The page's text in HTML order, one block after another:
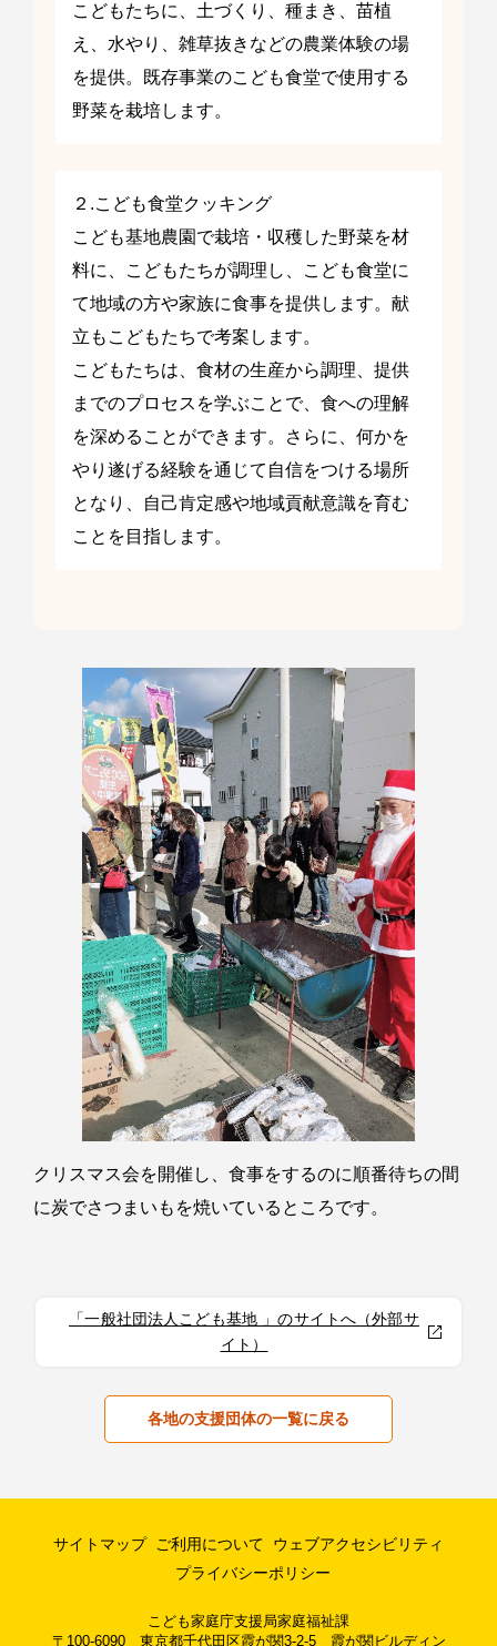
こどもたちに、土づくり、種まき、苗植
え、水やり、雑草抜きなどの農業体験の場
を提供。既存事業のこども食堂で使用する
野菜を栽培します。
２.こども食堂クッキング
こども基地農園で栽培・収穫した野菜を材
料に、こどもたちが調理し、こども食堂に
て地域の方や家族に食事を提供します。献
立もこどもたちで考案します。
こどもたちは、食材の生産から調理、提供
までのプロセスを学ぶことで、食への理解
を深めることができます。さらに、何かを
やり遂げる経験を通じて自信をつける場所
となり、自己肯定感や地域貢献意識を育む
ことを目指します。
クリスマス会を開催し、食事をするのに順番待ちの間
に炭でさつまいもを焼いているところです。
「一般社団法人こども基地 」のサイトへ（外部サ
イト）
各地の支援団体の一覧に戻る
サイトマップ ご利用について
ウェブアクセシビリティ
プライバシーポリシー
こども家庭庁支援局家庭福祉課
〒100-6090 東京都千代田区霞が関3-2-5 霞が関ビルディン